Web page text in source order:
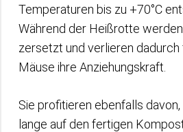
Temperaturen bis zu +70°C
Während der Heißrotte
zersetzt und verlieren dadurch
Mäuse ihre Anziehungskraft.
Sie profitieren ebenfalls
lange auf den fertigen